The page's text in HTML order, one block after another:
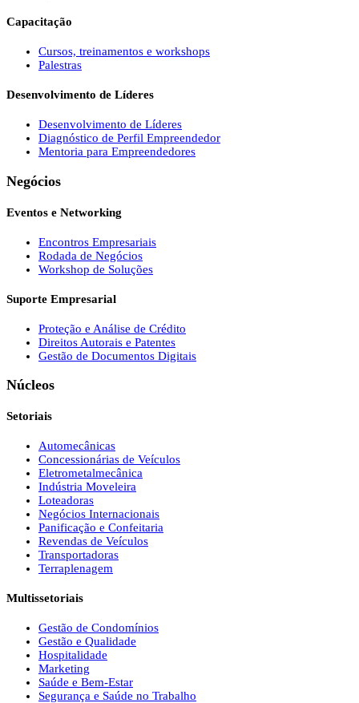
Capacitação
Cursos, treinamentos e workshops
Palestras
Desenvolvimento de Líderes
Desenvolvimento de Líderes
Diagnóstico de Perfil Empreendedor
Mentoria para Empreendedores
Negócios
Eventos e Networking
Encontros Empresariais
Rodada de Negócios
Workshop de Soluções
Suporte Empresarial
Proteção e Análise de Crédito
Direitos Autorais e Patentes
Gestão de Documentos Digitais
Núcleos
Setoriais
Automecânicas
Concessionárias de Veículos
Eletrometalmecânica
Indústria Moveleira
Loteadoras
Negócios Internacionais
Panificação e Confeitaria
Revendas de Veículos
Transportadoras
Terraplenagem
Multissetoriais
Gestão de Condomínios
Gestão e Qualidade
Hospitalidade
Marketing
Saúde e Bem-Estar
Segurança e Saúde no Trabalho